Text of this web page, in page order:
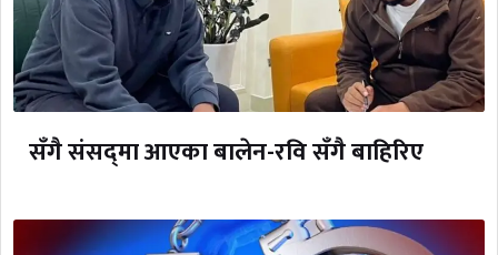
सँगै संसद्‌मा आएका बालेन-रवि सँगै बाहिरिए